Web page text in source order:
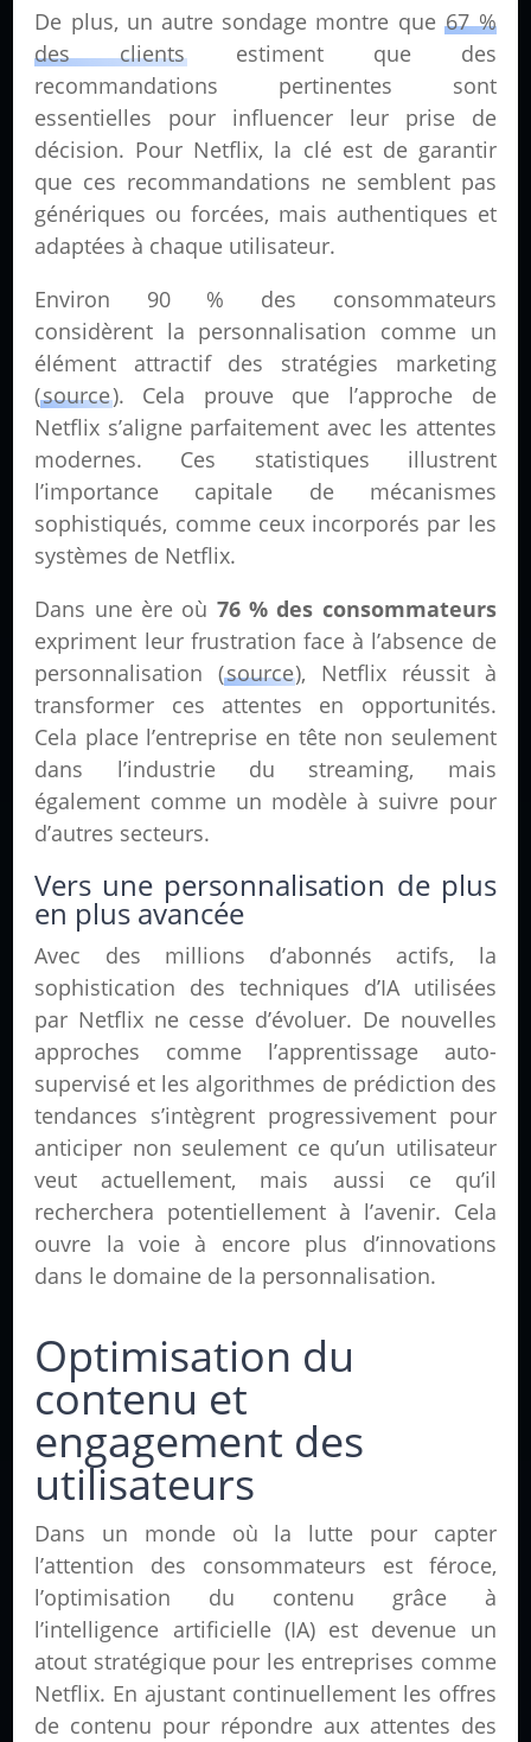
De plus, un autre sondage montre que 67 %
des clientsestiment que des
recommandations pertinentes sont
essentielles pour influencer leur prise de
décision. Pour Netflix, la clé est de garantir
que ces recommandations ne semblent pas
génériques ou forcées, mais authentiques et
adaptées à chaque utilisateur.
Environ 90 % des consommateurs
considèrent la personnalisation comme un
élément attractif des stratégies marketing
(source). Cela prouve que l’approche de
Netflix s’aligne parfaitement avec les attentes
modernes. Ces statistiques illustrent
l’importance capitale de mécanismes
sophistiqués, comme ceux incorporés par les
systèmes de Netflix.
Dans une ère où 76 % des consommateurs
expriment leur frustration face à l’absence de
personnalisation (source), Netflix réussit à
transformer ces attentes en opportunités.
Cela place l’entreprise en tête non seulement
dans l’industrie du streaming, mais
également comme un modèle à suivre pour
d’autres secteurs.
Vers une personnalisation de plus
en plus avancée
Avec des millions d’abonnés actifs, la
sophistication des techniques d’IA utilisées
par Netflix ne cesse d’évoluer. De nouvelles
approches comme l’apprentissage auto-
supervisé et les algorithmes de prédiction des
tendances s’intègrent progressivement pour
anticiper non seulement ce qu’un utilisateur
veut actuellement, mais aussi ce qu’il
recherchera potentiellement à l’avenir. Cela
ouvre la voie à encore plus d’innovations
dans le domaine de la personnalisation.
Optimisation du
contenu et
engagement des
utilisateurs
Dans un monde où la lutte pour capter
l’attention des consommateurs est féroce,
l’optimisation du contenu grâce à
l’intelligence artificielle (IA) est devenue un
atout stratégique pour les entreprises comme
Netflix. En ajustant continuellement les offres
de contenu pour répondre aux attentes des